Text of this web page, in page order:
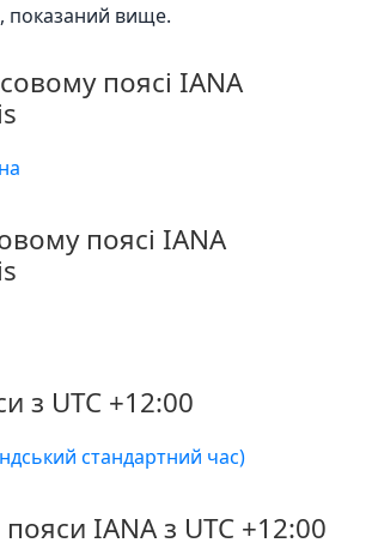
показаний вище.
поясі IANA
поясі IANA
з UTC +12:00
стандартний час)
пояси IANA з UTC +12:00